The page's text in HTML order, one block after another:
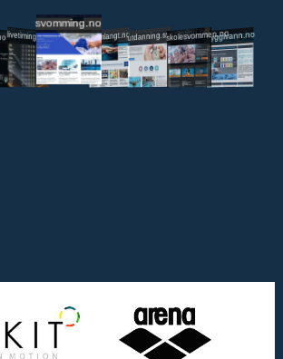
livetiming.medley.no
svomming.no
svomlangt.noutdanning.svomming.no
skolesvommen.notryggivann.no